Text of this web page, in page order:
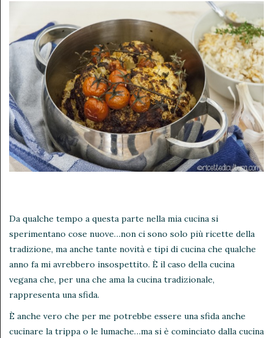
Da qualche tempo a questa parte nella mia cucina si
sperimentano cose nuove…non ci sono solo più ricette della
tradizione, ma anche tante novità e tipi di cucina che qualche
anno fa mi avrebbero insospettito. È il caso della cucina
vegana che, per una che ama la cucina tradizionale,
rappresenta una sfida.
È anche vero che per me potrebbe essere una sfida anche
cucinare la trippa o le lumache…ma si è cominciato dalla cucina